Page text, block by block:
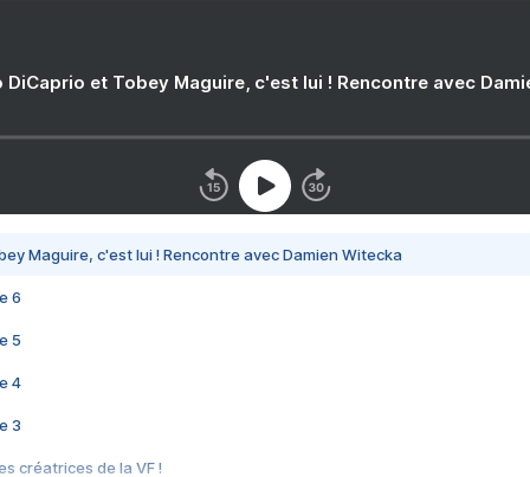
DiCaprio et Tobey Maguire, c'est lui ! Rencontre avec
Maguire, c'est lui ! Rencontre avec Damien Witecka
6
5
4
3
créatrices de la VF !